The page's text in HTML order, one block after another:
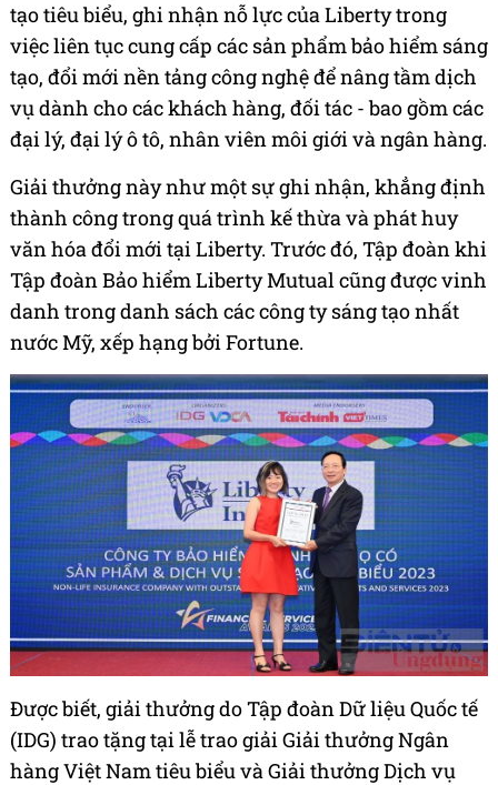
tạo tiêu biểu, ghi nhận nỗ lực của Liberty trong
việc liên tục cung cấp các sản phẩm bảo hiểm sáng
tạo, đổi mới nền tảng công nghệ để nâng tầm dịch
vụ dành cho các khách hàng, đối tác - bao gồm các
đại lý, đại lý ô tô, nhân viên môi giới và ngân hàng.
Giải thưởng này như một sự ghi nhận, khẳng định
thành công trong quá trình kế thừa và phát huy
văn hóa đổi mới tại Liberty. Trước đó, Tập đoàn khi
Tập đoàn Bảo hiểm Liberty Mutual cũng được vinh
danh trong danh sách các công ty sáng tạo nhất
nước Mỹ, xếp hạng bởi Fortune.
Được biết, giải thưởng do Tập đoàn Dữ liệu Quốc tế
(IDG) trao tặng tại lễ trao giải Giải thưởng Ngân
hàng Việt Nam tiêu biểu và Giải thưởng Dịch vụ